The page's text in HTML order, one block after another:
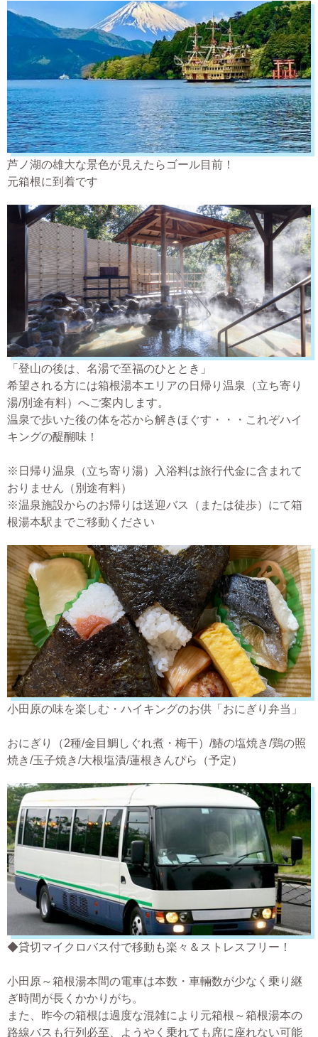
芦ノ湖の雄大な景色が見えたらゴール目前！
元箱根に到着です
「登山の後は、名湯で至福のひととき」
希望される方には箱根湯本エリアの日帰り温泉（立ち寄り
湯/別途有料）へご案内します。
温泉で歩いた後の体を芯から解きほぐす・・・これぞハイ
キングの醍醐味！
※日帰り温泉（立ち寄り湯）入浴料は旅行代金に含まれて
おりません（別途有料）
※温泉施設からのお帰りは送迎バス（または徒歩）にて箱
根湯本駅までご移動ください
小田原の味を楽しむ・ハイキングのお供「おにぎり弁当」
おにぎり（2種/金目鯛しぐれ煮・梅干）/鰆の塩焼き/鶏の照
焼き/玉子焼き/大根塩漬/蓮根きんぴら（予定）
◆貸切マイクロバス付で移動も楽々＆ストレスフリー！
小田原～箱根湯本間の電車は本数・車輛数が少なく乗り継
ぎ時間が長くかかりがち。
また、昨今の箱根は過度な混雑により元箱根～箱根湯本の
路線バスも行列必至、ようやく乗れても席に座れない可能